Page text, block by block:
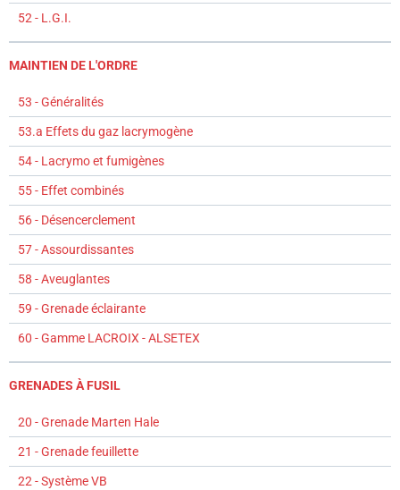
52 - L.G.I.
MAINTIEN DE L'ORDRE
53 - Généralités
53.a Effets du gaz lacrymogène
54 - Lacrymo et fumigènes
55 - Effet combinés
56 - Désencerclement
57 - Assourdissantes
58 - Aveuglantes
59 - Grenade éclairante
60 - Gamme LACROIX - ALSETEX
GRENADES À FUSIL
20 - Grenade Marten Hale
21 - Grenade feuillette
22 - Système VB